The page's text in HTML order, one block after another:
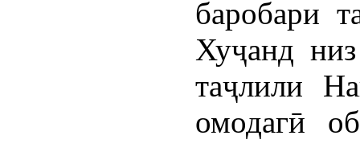
баробари
Хуҷанд
таҷлили
омодагӣ